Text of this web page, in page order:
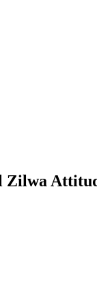
Zilwa